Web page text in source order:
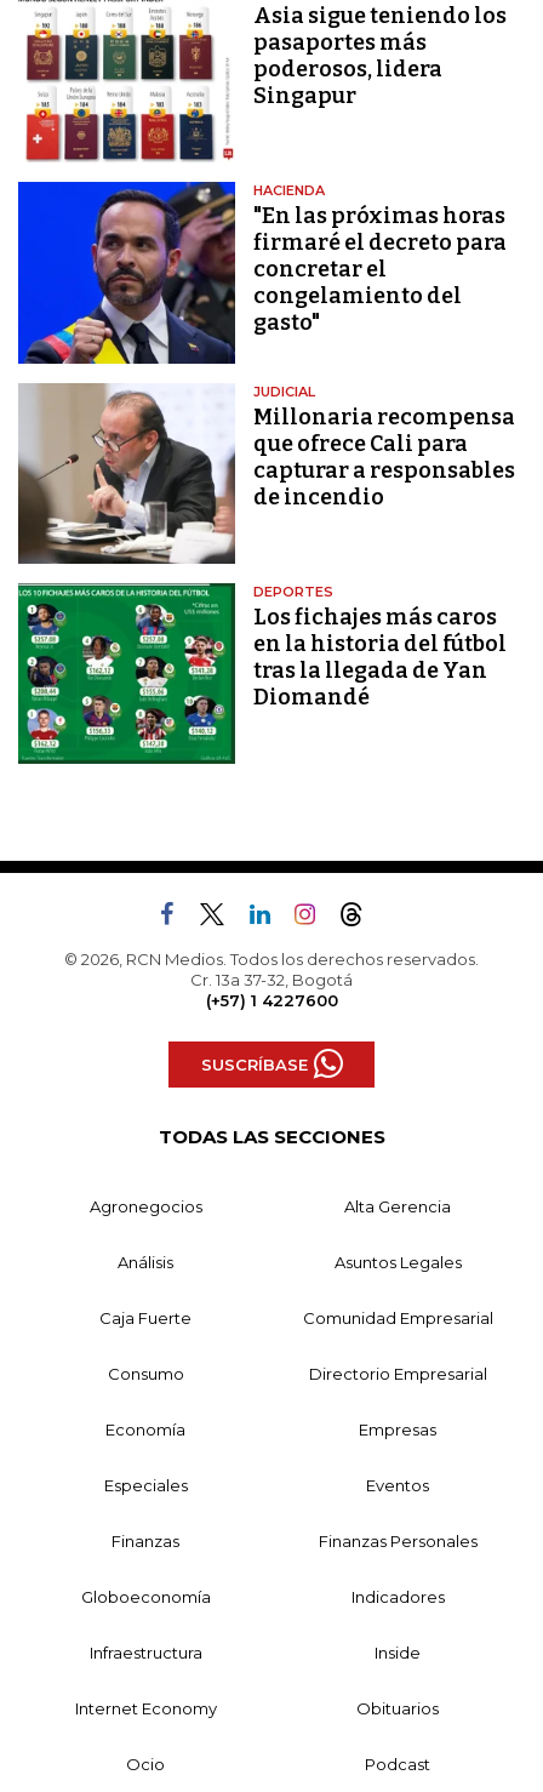
Asia sigue teniendo los
pasaportes más
poderosos, lidera
Singapur
HACIENDA
"En las próximas horas
firmaré el decreto para
concretar el
congelamiento del
gasto"
JUDICIAL
Millonaria recompensa
que ofrece Cali para
capturar a responsables
de incendio
DEPORTES
Los fichajes más caros
en la historia del fútbol
tras la llegada de Yan
Diomandé
© 2026, RCN Medios. Todos los derechos reservados.
Cr. 13a 37-32, Bogotá
(+57) 1 4227600
SUSCRÍBASE
TODAS LAS SECCIONES
Agronegocios Alta Gerencia
Análisis Asuntos Legales
Caja Fuerte Comunidad Empresarial
Consumo Directorio Empresarial
Economía Empresas
Especiales Eventos
Finanzas Finanzas Personales
Globoeconomía Indicadores
Infraestructura Inside
Internet Economy Obituarios
Ocio Podcast